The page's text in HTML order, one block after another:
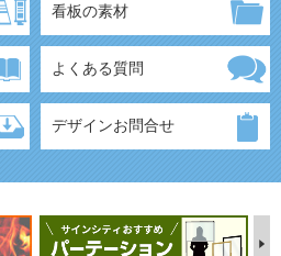
看板の素材
よくある質問
デザインお問合せ